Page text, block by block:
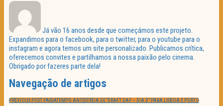
Já vão 16 anos desde que começámos este projeto.
Expandimos para o facebook, para o twitter, para o youtube para o
instagram e agora temos um site personalizado. Publicamos crítica,
oferecemos convites e partilhamos a nossa paixão pelo cinema.
Obrigado por fazeres parte dela!
Navegação de artigos
PREVIOUS POST:PASSATEMPO ANTESTREIA DE “DRAFT DAY – DIA D” PARA LISBOA E PORTO